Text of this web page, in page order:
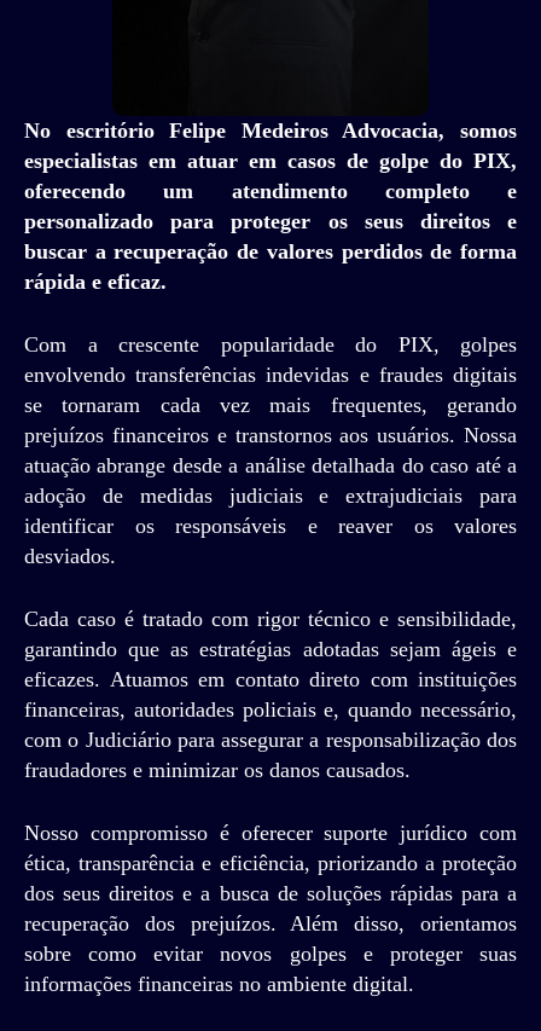
No escritório Felipe Medeiros Advocacia, somos
especialistas em atuar em casos de golpe do PIX,
oferecendo um atendimento completo e
personalizado para proteger os seus direitos e
buscar a recuperação de valores perdidos de forma
rápida e eficaz.
Com a crescente popularidade do PIX, golpes
envolvendo transferências indevidas e fraudes digitais
se tornaram cada vez mais frequentes, gerando
prejuízos financeiros e transtornos aos usuários. Nossa
atuação abrange desde a análise detalhada do caso até a
adoção de medidas judiciais e extrajudiciais para
identificar os responsáveis e reaver os valores
desviados.
Cada caso é tratado com rigor técnico e sensibilidade,
garantindo que as estratégias adotadas sejam ágeis e
eficazes. Atuamos em contato direto com instituições
financeiras, autoridades policiais e, quando necessário,
com o Judiciário para assegurar a responsabilização dos
fraudadores e minimizar os danos causados.
Nosso compromisso é oferecer suporte jurídico com
ética, transparência e eficiência, priorizando a proteção
dos seus direitos e a busca de soluções rápidas para a
recuperação dos prejuízos. Além disso, orientamos
sobre como evitar novos golpes e proteger suas
informações financeiras no ambiente digital.